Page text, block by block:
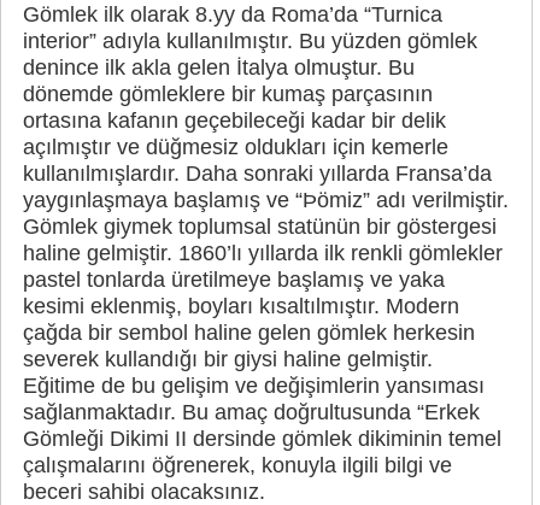
Gömlek ilk olarak 8.yy da Roma’da “Turnica
interior” adıyla kullanılmıştır. Bu yüzden gömlek
denince ilk akla gelen İtalya olmuştur. Bu
dönemde gömleklere bir kumaş parçasının
ortasına kafanın geçebileceği kadar bir delik
açılmıştır ve düğmesiz oldukları için kemerle
kullanılmışlardır. Daha sonraki yıllarda Fransa’da
yaygınlaşmaya başlamış ve “Þömiz” adı verilmiştir.
Gömlek giymek toplumsal statünün bir göstergesi
haline gelmiştir. 1860’lı yıllarda ilk renkli gömlekler
pastel tonlarda üretilmeye başlamış ve yaka
kesimi eklenmiş, boyları kısaltılmıştır. Modern
çağda bir sembol haline gelen gömlek herkesin
severek kullandığı bir giysi haline gelmiştir.
Eğitime de bu gelişim ve değişimlerin yansıması
sağlanmaktadır. Bu amaç doğrultusunda “Erkek
Gömleği Dikimi II dersinde gömlek dikiminin temel
çalışmalarını öğrenerek, konuyla ilgili bilgi ve
beceri sahibi olacaksınız.